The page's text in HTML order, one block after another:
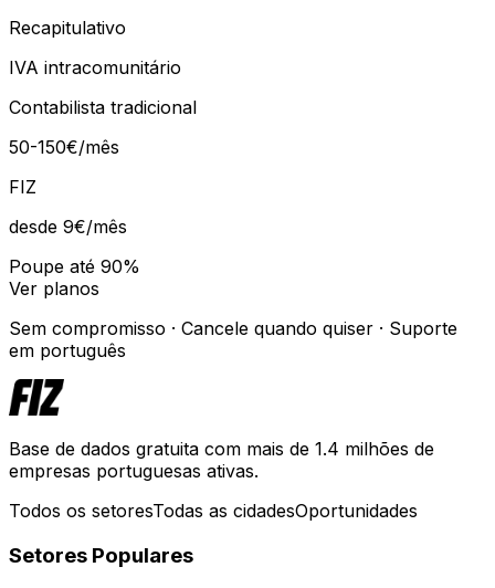
Recapitulativo
IVA intracomunitário
Contabilista tradicional
50-150€/mês
FIZ
desde 9€/mês
Poupe até 90%
Ver planos
Sem compromisso · Cancele quando quiser · Suporte
em português
Base de dados gratuita com mais de 1.4 milhões de
empresas portuguesas ativas.
Todos os setoresTodas as cidadesOportunidades
Setores Populares